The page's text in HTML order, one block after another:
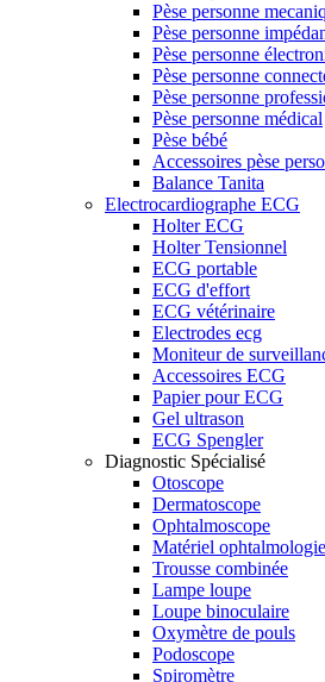
Pèse personne
Pèse personne
Pèse personne
Pèse personne
Pèse personne
Pèse personne médical
Pèse bébé
Accessoires pèse
Balance Tanita
Electrocardiographe ECG
Holter ECG
Holter Tensionnel
ECG portable
ECG d'effort
ECG vétérinaire
Electrodes ecg
Moniteur de
Accessoires ECG
Papier pour ECG
Gel ultrason
ECG Spengler
Diagnostic Spécialisé
Otoscope
Dermatoscope
Ophtalmoscope
Matériel ophtalmologie
Trousse combinée
Lampe loupe
Loupe binoculaire
Oxymètre de pouls
Podoscope
Spiromètre